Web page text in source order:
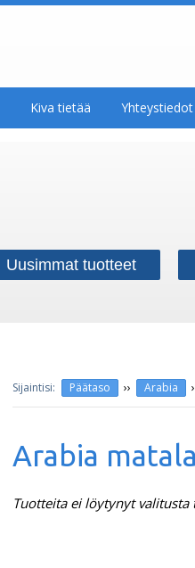
Kiva tietää Yhteystiedot
Uusimmat tuotteet
Päätaso ›› Arabia
Arabia
Tuotteita ei löytynyt valitusta